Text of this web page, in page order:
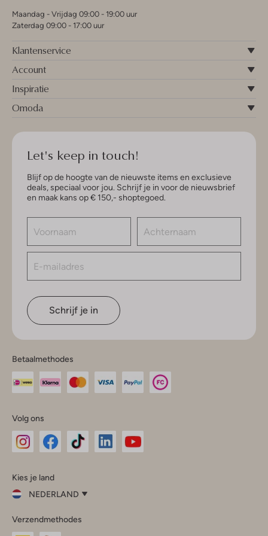
Maandag - Vrijdag 09:00 - 19:00 uur
Zaterdag 09:00 - 17:00 uur
Klantenservice
Account
Inspiratie
Omoda
Let's keep in touch!
Blijf op de hoogte van de nieuwste items en exclusieve
deals, speciaal voor jou. Schrijf je in voor de nieuwsbrief
en maak kans op € 150,- shoptegoed.
Schrijf je in
Betaalmethodes
Volg ons
InstagramFacebook
Kies je land
NEDERLAND
je
land
Verzendmethodes